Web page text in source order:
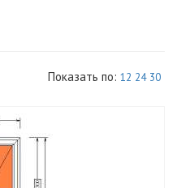
Показать по: 12 24 30